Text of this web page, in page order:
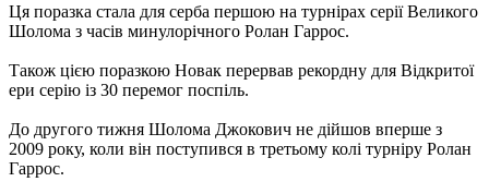
Ця поразка стала для серба першою на турнірах серії Великого
Шолома з часів минулорічного Ролан Гаррос.
Також цією поразкою Новак перервав рекордну для Відкритої
ери серію із 30 перемог поспіль.
До другого тижня Шолома Джокович не дійшов вперше з
2009 року, коли він поступився в третьому колі турніру Ролан
Гаррос.